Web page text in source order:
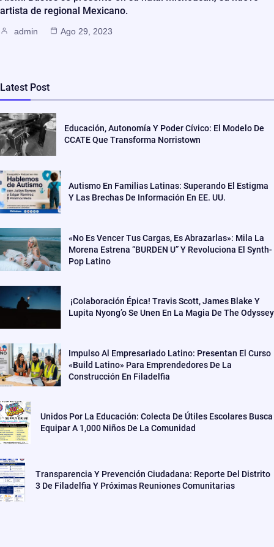
artista de regional Mexicano.
admin Ago 29, 2023
Latest Post
Educación, Autonomía Y Poder Cívico: El Modelo De
CCATE Que Transforma Norristown
Autismo En Familias Latinas: Superando El Estigma
Y Las Brechas De Información En EE. UU.
«No Es Vencer Tus Cargas, Es Abrazarlas»: Mila La
Morena Estrena “BURDEN U” Y Revoluciona El Synth-
Pop Latino
¡Colaboración Épica! Travis Scott, James Blake Y
Lupita Nyong’o Se Unen En La Magia De The Odyssey
Impulso Al Empresariado Latino: Presentan El Curso
«Build Latino» Para Emprendedores De La
Construcción En Filadelfia
Unidos Por La Educación: Colecta De Útiles Escolares Busca
Equipar A 1,000 Niños De La Comunidad
Transparencia Y Prevención Ciudadana: Reporte Del Distrito
3 De Filadelfia Y Próximas Reuniones Comunitarias